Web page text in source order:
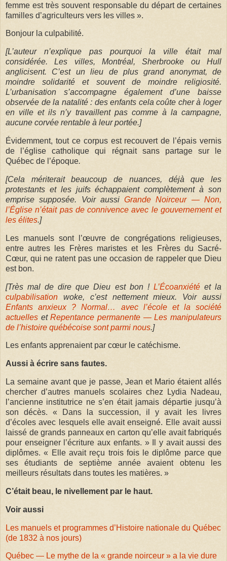
femme est très souvent responsable du départ de certaines
familles d’agriculteurs vers les villes ».
Bonjour la culpabilité.
[L’auteur n’explique pas pourquoi la ville était mal
considérée. Les villes, Montréal, Sherbrooke ou Hull
anglicisent. C’est un lieu de plus grand anonymat, de
moindre solidarité et souvent de moindre religiosité.
L’urbanisation s’accompagne également d’une baisse
observée de la natalité : des enfants cela coûte cher à loger
en ville et ils n’y travaillent pas comme à la campagne,
aucune corvée rentable à leur portée.]
Évidemment, tout ce corpus est recouvert de l’épais vernis
de l’église catholique qui régnait sans partage sur le
Québec de l’époque.
[Cela mériterait beaucoup de nuances, déjà que les
protestants et les juifs échappaient complètement à son
emprise supposée. Voir aussiGrande Noirceur — Non,
l’Église n’était pas de connivence avec le gouvernement et
les élites.]
Les manuels sont l’œuvre de congrégations religieuses,
entre autres les Frères maristes et les Frères du Sacré-
Cœur, qui ne ratent pas une occasion de rappeler que Dieu
est bon.
[Très mal de dire que Dieu est bon ! L’Écoanxiétéet la
culpabilisation woke, c’est nettement mieux. Voir aussi
Enfants anxieux ? Normal… avec l’école et la société
actuelles etRepentance permanente — Les manipulateurs
de l’histoire québécoise sont parmi nous.]
Les enfants apprenaient par cœur le catéchisme.
Aussi à écrire sans fautes.
La semaine avant que je passe, Jean et Mario étaient allés
chercher d’autres manuels scolaires chez Lydia Nadeau,
l’ancienne institutrice ne s’en était jamais départie jusqu’à
son décès. « Dans la succession, il y avait les livres
d’écoles avec lesquels elle avait enseigné. Elle avait aussi
laissé de grands panneaux en carton qu’elle avait fabriqués
pour enseigner l’écriture aux enfants. » Il y avait aussi des
diplômes. « Elle avait reçu trois fois le diplôme parce que
ses étudiants de septième année avaient obtenu les
meilleurs résultats dans toutes les matières. »
C’était beau, le nivellement par le haut.
Voir aussi
Les manuels et programmes d’Histoire nationale du Québec
(de 1832 à nos jours)
Québec — Le mythe de la « grande noirceur » a la vie dure